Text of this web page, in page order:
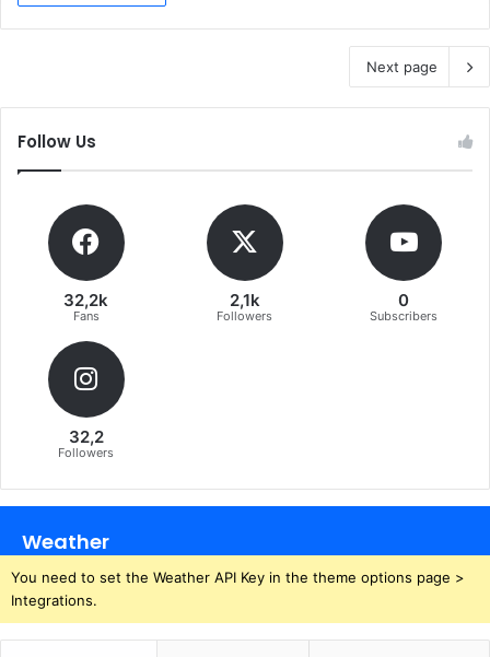
Next page
Follow Us
32,2k
Fans
2,1k
Followers
0
Subscribers
32,2
Followers
Weather
You need to set the Weather API Key in the theme options page >
Integrations.